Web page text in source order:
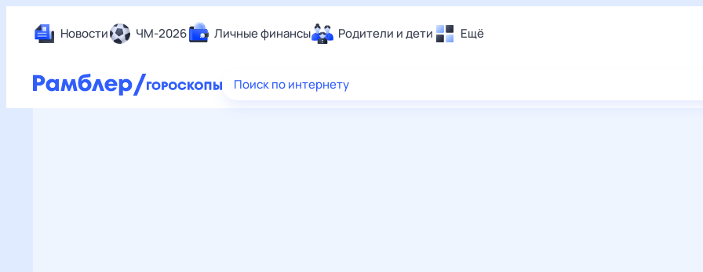
Новости ЧМ-2026 Личные финансы Родители и дети Ещё
Еда
Поиск по интернету